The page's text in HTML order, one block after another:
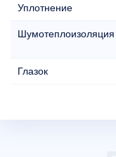
Уплотнение
Шумотеплоизоляция
Глазок